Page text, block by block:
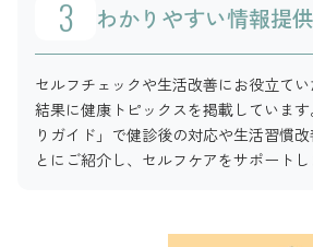
わかりやすい情報提供
セルフチェックや生活改善にお役立て
結果に健康トピックスを掲載していま
りガイド」で健診後の対応や生活習慣
とにご紹介し、セルフケアをサポートし